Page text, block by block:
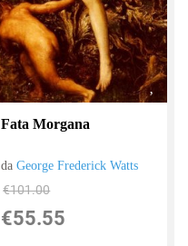
Fata Morgana
daGeorge Frederick Watts
€101.00
€55.55